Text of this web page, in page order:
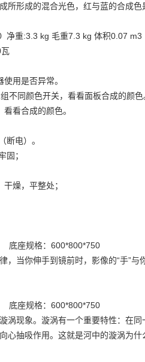
所形成的混合光色，红与蓝的合成
净重:3.3 kg 毛重7.3 kg 体积0.07 m3
用是否异常。
不同颜色开关，看看面板合成的颜色
看合成的颜色。
断电）。
固；
燥，平整处；
底座规格：600*800*750
，当你伸手到镜前时，影像的“手”与
底座规格：600*800*750
涡现象。漩涡有一个重要特性：在
心抽吸作用。这就是河中的漩涡为什